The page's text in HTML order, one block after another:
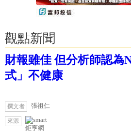
觀點新聞
財報雖佳 但分析師認為
式」不健康
撰文者 張祖仁
來源
鉅亨網